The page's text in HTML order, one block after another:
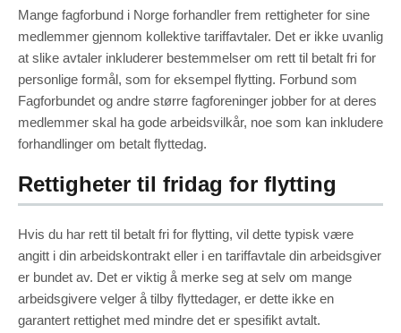
Mange fagforbund i Norge forhandler frem rettigheter for sine
medlemmer gjennom kollektive tariffavtaler. Det er ikke uvanlig
at slike avtaler inkluderer bestemmelser om rett til betalt fri for
personlige formål, som for eksempel flytting. Forbund som
Fagforbundet og andre større fagforeninger jobber for at deres
medlemmer skal ha gode arbeidsvilkår, noe som kan inkludere
forhandlinger om betalt flyttedag.
Rettigheter til fridag for flytting
Hvis du har rett til betalt fri for flytting, vil dette typisk være
angitt i din arbeidskontrakt eller i en tariffavtale din arbeidsgiver
er bundet av. Det er viktig å merke seg at selv om mange
arbeidsgivere velger å tilby flyttedager, er dette ikke en
garantert rettighet med mindre det er spesifikt avtalt.